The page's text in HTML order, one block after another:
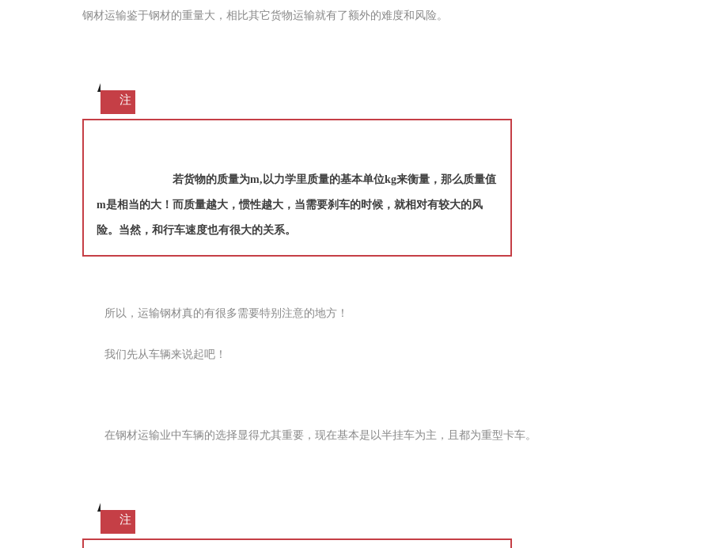
钢材运输鉴于钢材的重量大，相比其它货物运输就有了额外的难度和风险。
注
若货物的质量为m,以力学里质量的基本单位kg来衡量，那么质量值
m是相当的大！而质量越大，惯性越大，当需要刹车的时候，就相对有较大的风
险。当然，和行车速度也有很大的关系。
所以，运输钢材真的有很多需要特别注意的地方！
我们先从车辆来说起吧！
在钢材运输业中车辆的选择显得尤其重要，现在基本是以半挂车为主，且都为重型卡车。
注